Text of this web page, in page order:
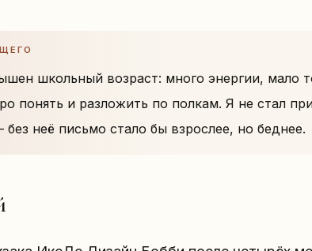
школьный возраст: много энергии, мало
понять и разложить по полкам. Я не стал
неё письмо стало бы взрослее, но беднее.